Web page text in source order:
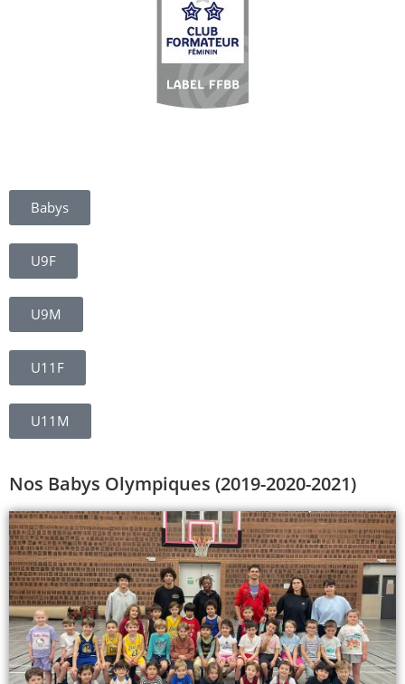
Babys
U9F
U9M
U11F
U11M
Nos Babys Olympiques (2019-2020-2021)